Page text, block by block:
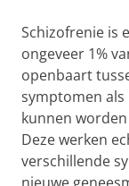
Schizofrenie is
ongeveer 1%
openbaart
symptomen
kunnen
Deze werken
verschillende